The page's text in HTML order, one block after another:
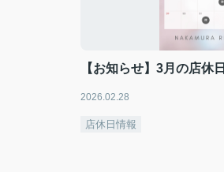
【お知らせ】3月の店休日
2026.02.28
店休日情報